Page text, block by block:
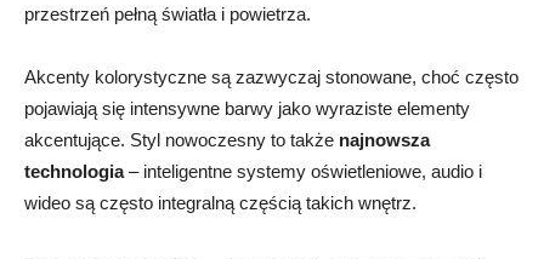
przestrzeń pełną światła i powietrza.
Akcenty kolorystyczne są zazwyczaj stonowane, choć często
pojawiają się intensywne barwy jako wyraziste elementy
akcentujące. Styl nowoczesny to także najnowsza
technologia– inteligentne systemy oświetleniowe, audio i
wideo są często integralną częścią takich wnętrz.